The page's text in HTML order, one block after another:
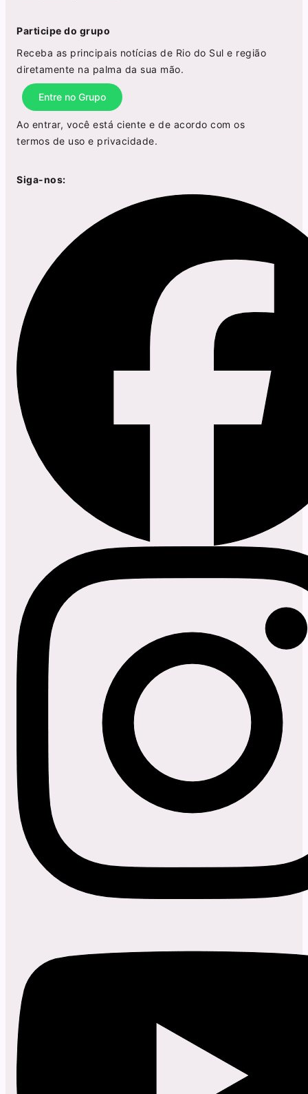
Participe do grupo
Receba as principais notícias de Rio do Sul e região
diretamente na palma da sua mão.
Entre no Grupo
Ao entrar, você está ciente e de acordo com os
termos de uso e privacidade.
Siga-nos: